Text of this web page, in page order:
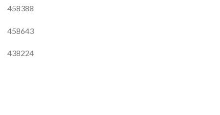
458388
458643
438224